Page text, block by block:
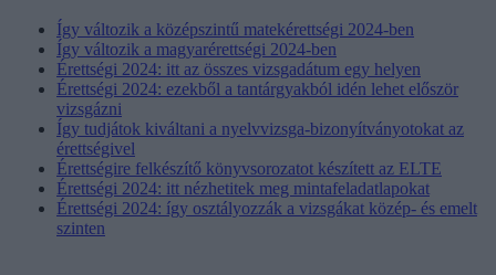
Így változik a középszintű matekérettségi 2024-ben
Így változik a magyarérettségi 2024-ben
Érettségi 2024: itt az összes vizsgadátum egy helyen
Érettségi 2024: ezekből a tantárgyakból idén lehet először
vizsgázni
Így tudjátok kiváltani a nyelvvizsga-bizonyítványotokat az
érettségivel
Érettségire felkészítő könyvsorozatot készített az ELTE
Érettségi 2024: itt nézhetitek meg mintafeladatlapokat
Érettségi 2024: így osztályozzák a vizsgákat közép- és emelt
szinten